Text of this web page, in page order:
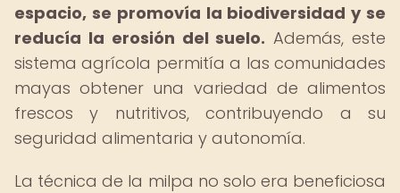
espacio, se promovía la biodiversidad y se
reducía la erosión del suelo. Además, este
sistema agrícola permitía a las comunidades
mayas obtener una variedad de alimentos
frescos y nutritivos, contribuyendo a su
seguridad alimentaria y autonomía.
La técnica de la milpa no solo era beneficiosa